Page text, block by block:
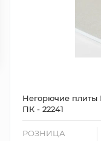
Негорючие плиты
ПК - 22241
РОЗНИЦА